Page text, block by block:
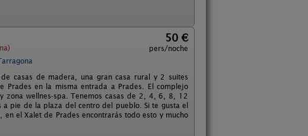
50 €
pers/noche
casas de madera, una gran casa rural y 2 suites
en la misma entrada a Prades. El complejo
zona wellnes-spa. Tenemos casas de 2, 4, 6, 8, 12
pie de la plaza del centro del pueblo. Si te gusta el
el Xalet de Prades encontrarás todo esto y mucho